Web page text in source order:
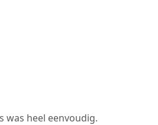
was heel eenvoudig.